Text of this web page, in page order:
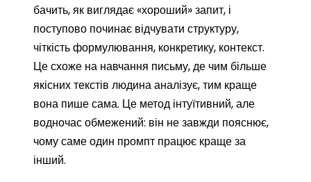
бачить, як виглядає «хороший» запит, і
поступово починає відчувати структуру,
чіткість формулювання, конкретику, контекст.
Це схоже на навчання письму, де чим більше
якісних текстів людина аналізує, тим краще
вона пише сама. Це метод інтуїтивний, але
водночас обмежений: він не завжди пояснює,
чому саме один промпт працює краще за
інший.